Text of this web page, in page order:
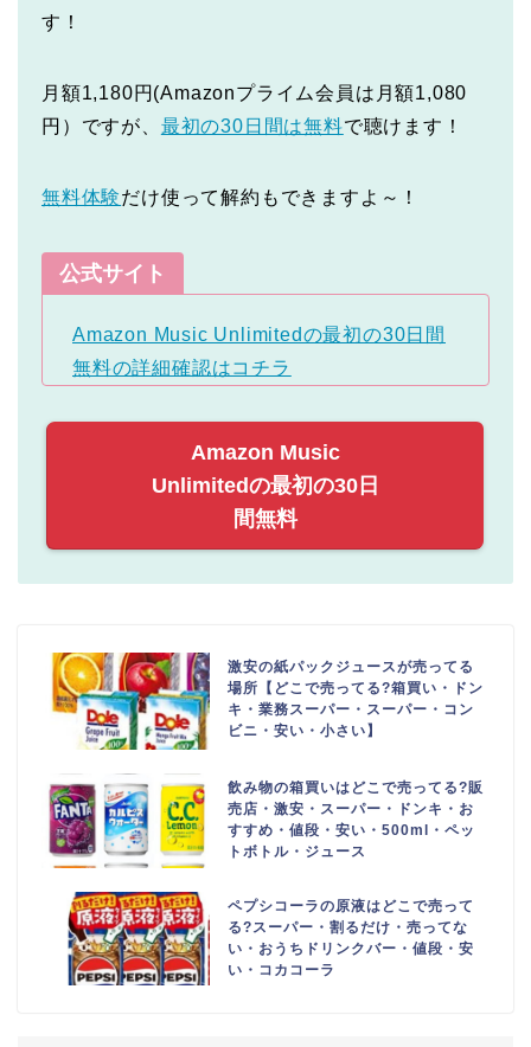
す！
月額1,180円(Amazonプライム会員は月額1,080
円）ですが、 最初の30日間は無料で聴けます！
無料体験だけ使って解約もできますよ～！
公式サイト
Amazon Music Unlimitedの最初の30日間
無料の詳細確認はコチラ
Amazon Music
Unlimitedの最初の30日
間無料
激安の紙パックジュースが売ってる
場所【どこで売ってる?箱買い・ドン
キ・業務スーパー・スーパー・コン
ビニ・安い・小さい】
飲み物の箱買いはどこで売ってる?販
売店・激安・スーパー・ドンキ・お
すすめ・値段・安い・500ml・ペッ
トボトル・ジュース
ペプシコーラの原液はどこで売って
る?スーパー・割るだけ・売ってな
い・おうちドリンクバー・値段・安
い・コカコーラ